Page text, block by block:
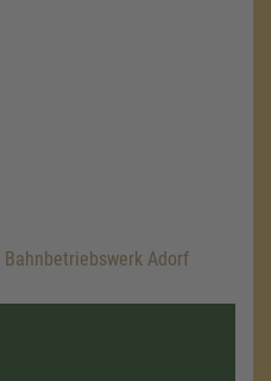
Adorf